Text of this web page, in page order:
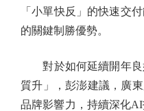
「小單快反」的快速交
的關鍵制勝優勢。
對於如何延續開年良
質升」，彭澎建議，廣
品牌影響力，持續深化